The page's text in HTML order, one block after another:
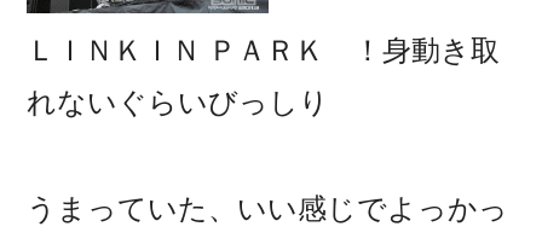
ＬＩＮＫＩＮ ＰＡＲＫ ！身動き取
れないぐらいびっしり
うまっていた、いい感じでよっかっ